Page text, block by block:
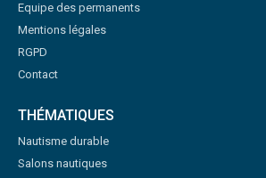
Equipe des permanents
Mentions légales
RGPD
Contact
THÉMATIQUES
Nautisme durable
Salons nautiques